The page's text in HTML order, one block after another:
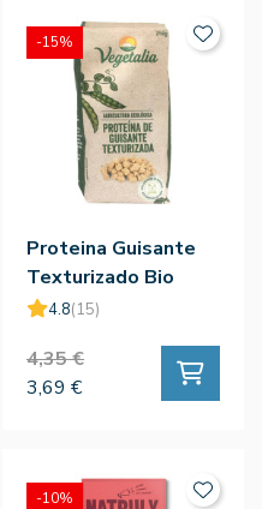
Proteina Guisante
Texturizado Bio
250g
4.8(15)
4,35 €
3,69 €
-15%
-10%